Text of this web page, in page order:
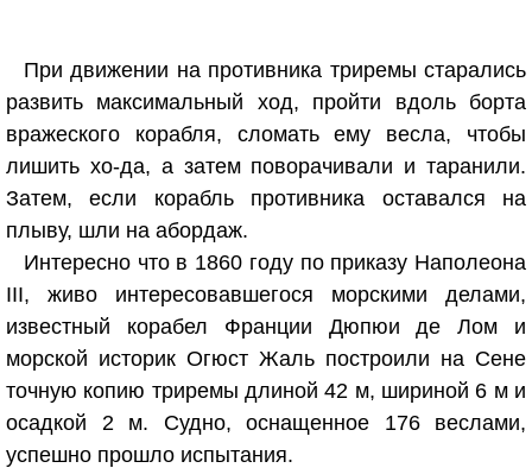
При движении на противника триремы старались
развить максимальный ход, пройти вдоль борта
вражеского корабля, сломать ему весла, чтобы
лишить хо-да, а затем поворачивали и таранили.
Затем, если корабль противника оставался на
плыву, шли на абордаж.
Интересно что в 1860 году по приказу Наполеона
III, живо интересовавшегося морскими делами,
известный корабел Франции Дюпюи де Лом и
морской историк Огюст Жаль построили на Сене
точную копию триремы длиной 42 м, шириной 6 м и
осадкой 2 м. Судно, оснащенное 176 веслами,
успешно прошло испытания.